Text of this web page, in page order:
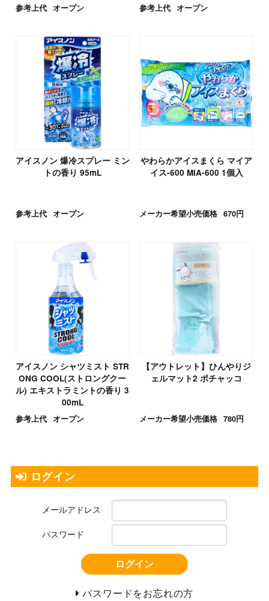
参考上代 オープン 参考上代 オープン
アイスノン 爆冷スプレー ミン
トの香り 95mL
参考上代 オープン
やわらかアイスまくら マイア
イス-600 MIA-600 1個入
メーカー希望小売価格 670円
アイスノン シャツミスト STR
ONG COOL(ストロングクー
ル) エキストラミントの香り 3
00mL
参考上代 オープン
【アウトレット】ひんやりジ
ェルマット2 ポチャッコ
メーカー希望小売価格 780円
ログイン
メールアドレス
パスワード
ログイン
パスワードをお忘れの方